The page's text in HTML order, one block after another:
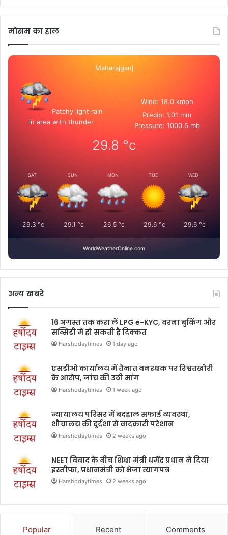
मोसम का हाल
Maharajganj
Patchy light rain
in area with thunder
Wind: 18.0 kmph
Precip: 1.01 mm
Pressure: 1000.5 mb
29.8 °c
SAT
29.3 °c
SUN
29.1 °c
MON
26.5°c
TUE
29.6 °c
WED
29.6 °c
WorldWeatherOnline.com
अन्य खबरे
16 अगस्त तक करा लें LPG e-KYC, वरना बुकिंग और
सब्सिडी में हो सकती है दिक्कत
Harshodaytimes 1 day ago
एसडीओ कार्यालय में तैनात वनरक्षक पर रिश्वतखोरी
के आरोप, जांच की उठी मांग
Harshodaytimes 1 week ago
न्यायालय परिसर में बदहाल सफाई व्यवस्था,
शौचालय की दुर्दशा से वादकारी परेशान
Harshodaytimes 2 weeks ago
NEET विवाद के बीच शिक्षा मंत्री धर्मेंद्र प्रधान ने दिया
इस्तीफा, प्रधानमंत्री को भेजा त्यागपत्र
Harshodaytimes 2 weeks ago
Popular Recent Comments